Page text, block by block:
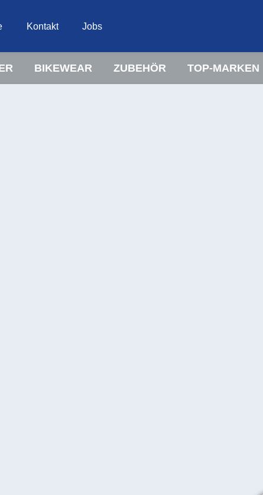
Kontakt Jobs
BIKEWEAR ZUBEHÖR TOP-MARKEN